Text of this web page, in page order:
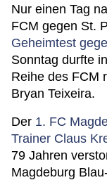
Nur einen Tag
FCM gegen St.
Geheimtest
Sonntag durfte
Reihe des FCM
Bryan Teixeira.
Der 1. FC
Trainer Claus
79 Jahren
Magdeburg